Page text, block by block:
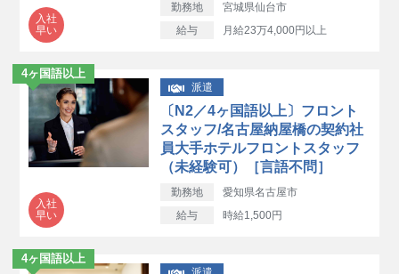
入社
早い
勤務地
宮城県仙台市
給与
月給23万4,000円以上
4ヶ国語以上
入社
早い
派遣
〔N2／4ヶ国語以上〕フロント
スタッフ/名古屋納屋橋の契約社
員大手ホテルフロントスタッフ
（未経験可）［言語不問］
勤務地
愛知県名古屋市
給与
時給1,500円
4ヶ国語以上